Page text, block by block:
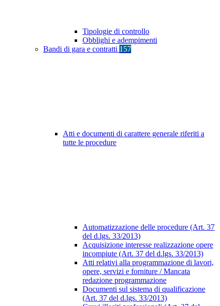
Tipologie di controllo
Obblighi e adempimenti
Bandi di gara e contratti 157
Atti e documenti di carattere generale riferiti a
tutte le procedure
Automatizzazione delle procedure (Art. 37
del d.lgs. 33/2013)
Acquisizione interesse realizzazione opere
incompiute (Art. 37 del d.lgs. 33/2013)
Atti relativi alla programmazione di lavori,
opere, servizi e forniture / Mancata
redazione programmazione
Documenti sul sistema di qualificazione
(Art. 37 del d.lgs. 33/2013)